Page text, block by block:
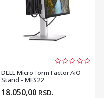
DELL Micro Form Factor AiO
Stand - MFS22
18.050,00 RSD.